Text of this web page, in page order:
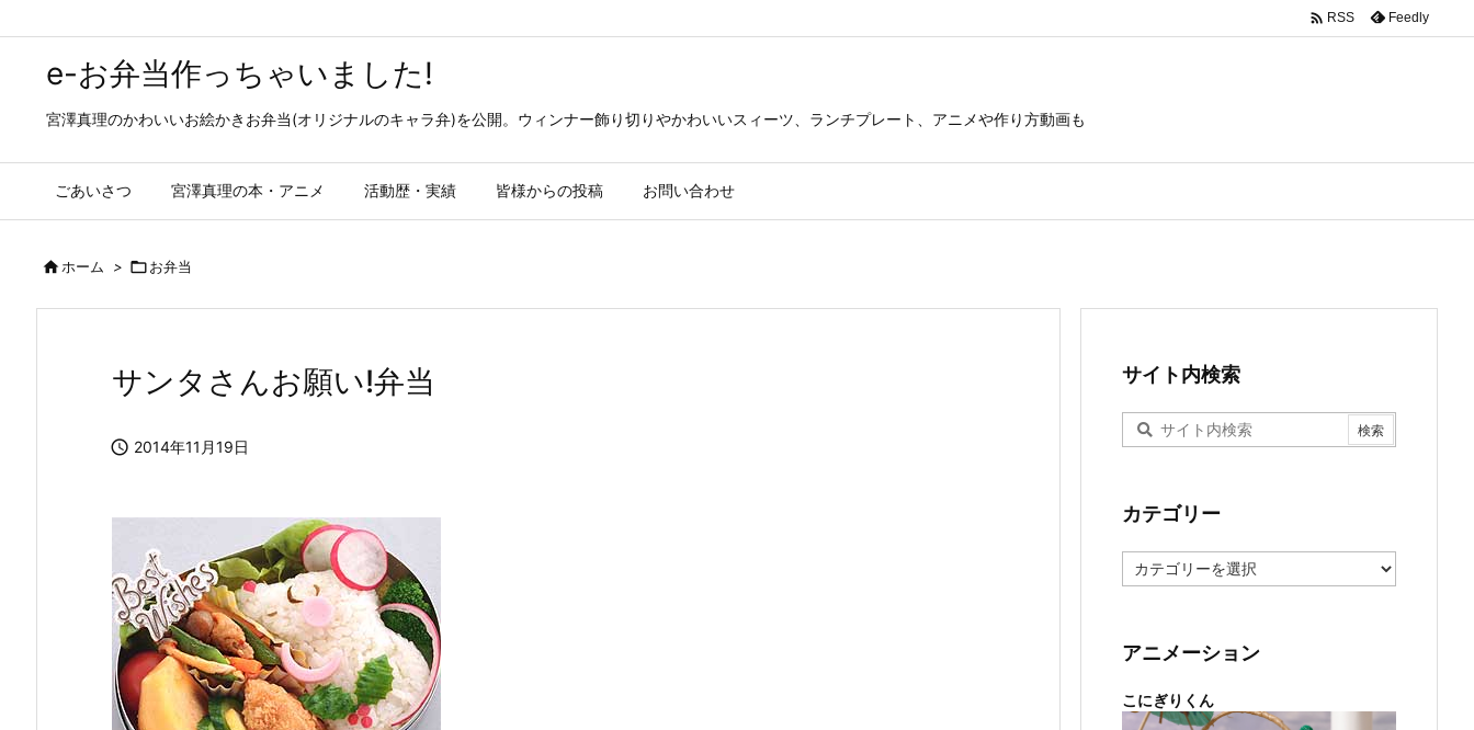
e-お弁当作っちゃいました!
宮澤真理のかわいいお絵かきお弁当(オリジナルのキャラ弁)を公開。ウィンナー飾り切りやかわいいスィーツ、ランチプレート、アニメや作り方動画も
ごあいさつ 宮澤真理の本・アニメ 活動歴・実績 皆様からの投稿 お問い合わせ
 RSS Feedly
ホーム > お弁当
サンタさんお願い!弁当
 2014年11月19日
サイト内検索
カテゴリー
テ
ー
アニメーション
こにぎりくん